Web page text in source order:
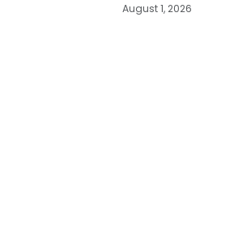
August 1, 2026